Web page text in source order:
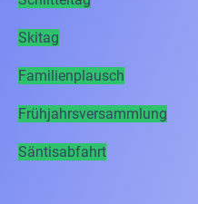
Skitag
Familienplausch
Frühjahrsversammlung
Säntisabfahrt